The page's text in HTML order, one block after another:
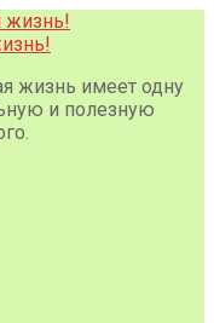
жизнь имеет одну
и полезную